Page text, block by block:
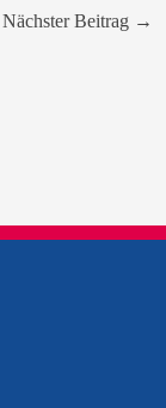
Nächster Beitrag →